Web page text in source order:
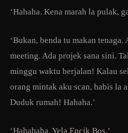
‘Hahaha. Kena marah la pulak,
‘Bukan, benda tu makan
meeting. Ada projek sana sini.
minggu waktu berjalan! Kalau
orang mintak aku scan, habis la
Duduk rumah! Hahaha.’
‘Hahahaha. Yela Encik Bos.’